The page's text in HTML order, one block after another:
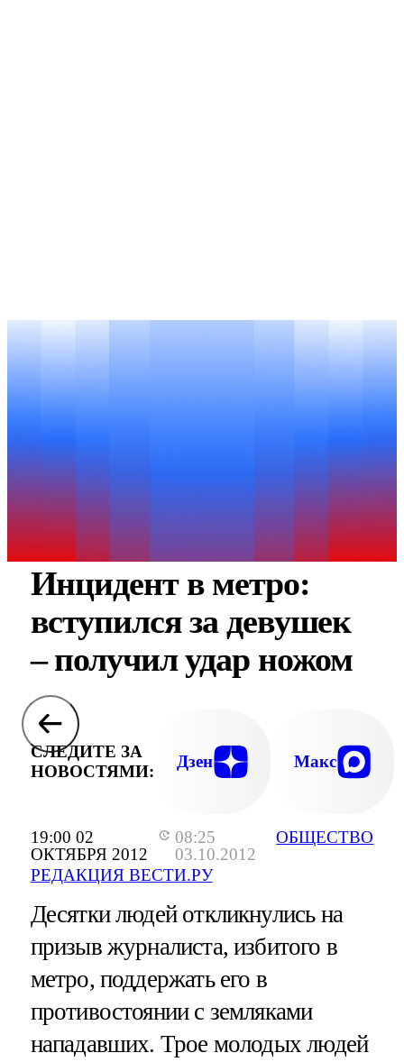
19:00 02
ОКТЯБРЯ 2012
08:25
03.10.2012
РЕДАКЦИЯ ВЕСТИ.РУ
ОБЩЕСТВО
Инцидент в метро:
вступился за девушек
– получил удар ножом
СЛЕДИТЕ ЗА
НОВОСТЯМИ:
Дзен Макс
Десятки людей откликнулись на
призыв журналиста, избитого в
метро, поддержать его в
противостоянии с земляками
нападавших. Трое молодых людей